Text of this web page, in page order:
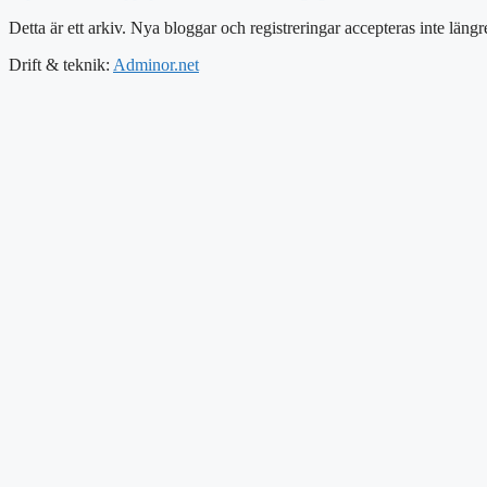
Detta är ett arkiv. Nya bloggar och registreringar accepteras inte
Drift & teknik: Adminor.net